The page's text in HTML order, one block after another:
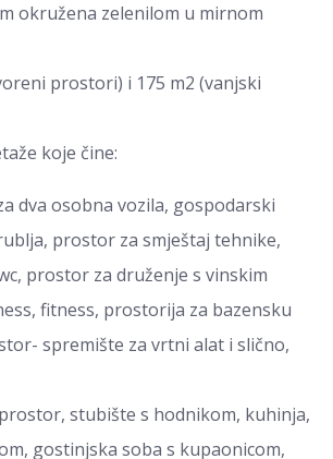
okružena zelenilom u mirnom
prostori) i 175 m2 (vanjski
koje čine:
dva osobna vozila, gospodarski
prostor za smještaj tehnike,
prostor za druženje s vinskim
fitness, prostorija za bazensku
spremište za vrtni alat i slično,
stubište s hodnikom, kuhinja,
gostinjska soba s kupaonicom,